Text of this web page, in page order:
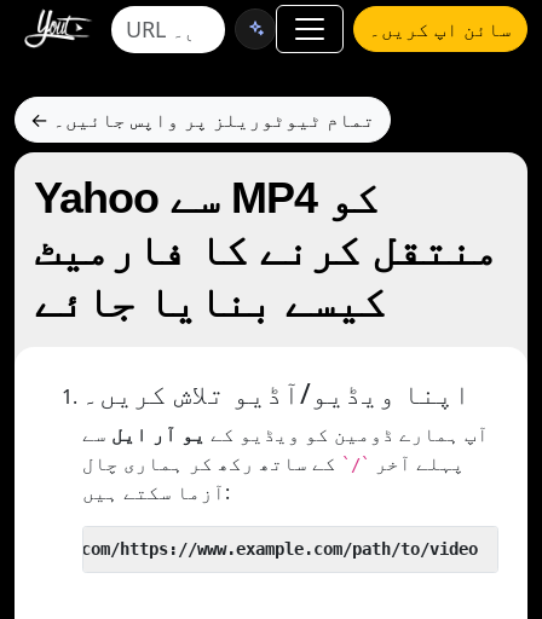
سائن اپ کریں۔
← تمام ٹیوٹوریلز پر واپس جائیں۔
Yahoo سے MP4 کو
منتقل کرنے کا فارمیٹ
کیسے بنایا جائے
اپنا ویڈیو/آڈیو تلاش کریں۔
آپ ہمارے ڈومین کو ویڈیو کے یو آر ایل سے
پہلے آخر
`/` کے ساتھ رکھ کر ہماری چال
آزما سکتے ہیں: